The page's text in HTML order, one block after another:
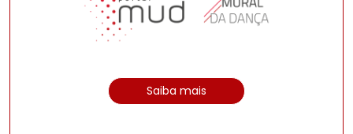
Saiba mais